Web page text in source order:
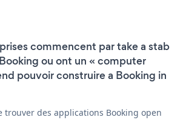
commencent par take a stab
ou ont un « computer
pouvoir construire a Booking in
trouver des applications Booking open